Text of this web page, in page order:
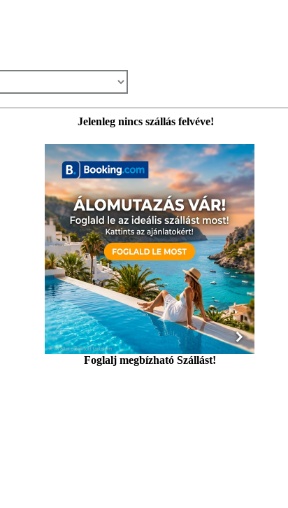
Jelenleg nincs szállás felvéve!
Foglalj megbízható Szállást!